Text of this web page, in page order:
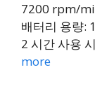
7200 rpm/
배터리 용량:
2 시간 사용
more